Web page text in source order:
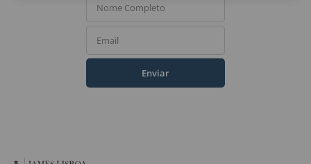
Nome Completo
Email
Enviar